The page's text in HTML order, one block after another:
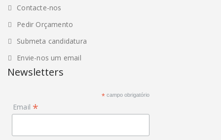
Contacte-nos
Pedir Orçamento
Submeta candidatura
Envie-nos um email
Newsletters
* campo obrigatório
Email *